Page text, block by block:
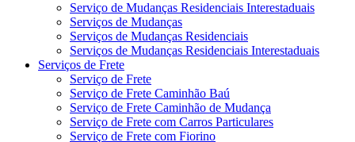
Serviço de Mudanças Residenciais Interestaduais
Serviços de Mudanças
Serviços de Mudanças Residenciais
Serviços de Mudanças Residenciais Interestaduais
Serviços de Frete
Serviço de Frete
Serviço de Frete Caminhão Baú
Serviço de Frete Caminhão de Mudança
Serviço de Frete com Carros Particulares
Serviço de Frete com Fiorino